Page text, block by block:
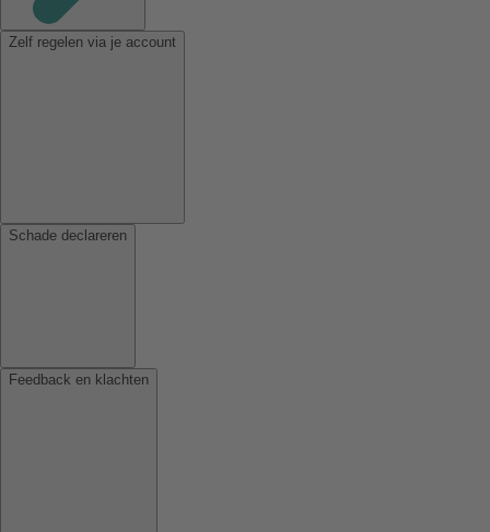
Zelf regelen via je account
Schade declareren
Feedback en klachten